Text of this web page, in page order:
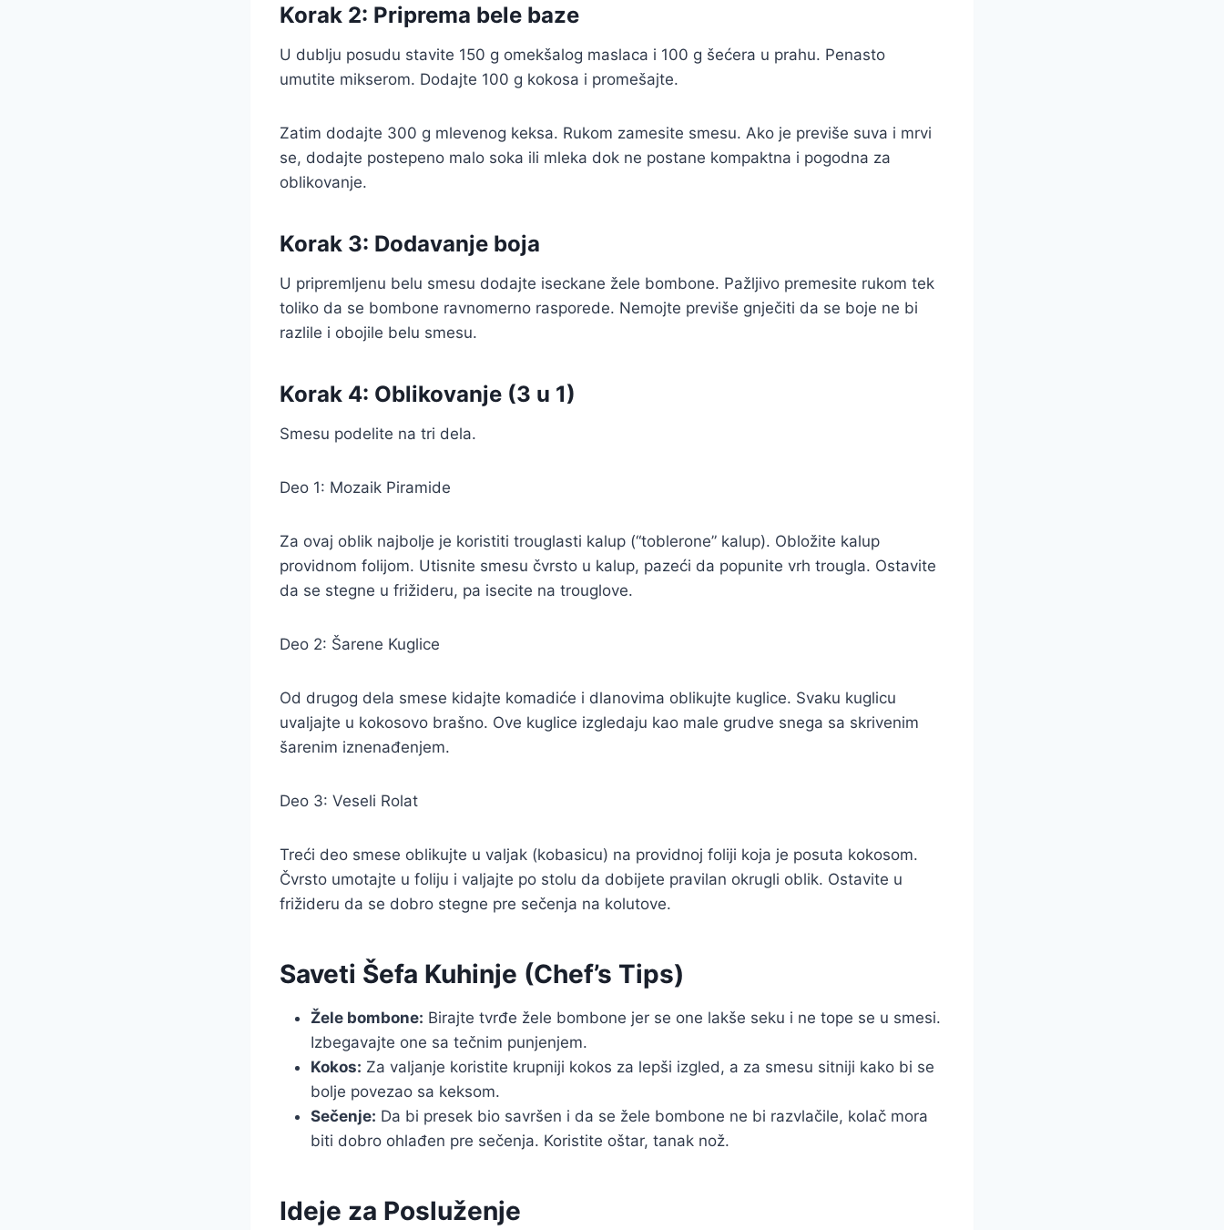
Korak 2: Priprema bele baze
U dublju posudu stavite 150 g omekšalog maslaca i 100 g šećera u prahu. Penasto
umutite mikserom. Dodajte 100 g kokosa i promešajte.
Zatim dodajte 300 g mlevenog keksa. Rukom zamesite smesu. Ako je previše suva i mrvi
se, dodajte postepeno malo soka ili mleka dok ne postane kompaktna i pogodna za
oblikovanje.
Korak 3: Dodavanje boja
U pripremljenu belu smesu dodajte iseckane žele bombone. Pažljivo premesite rukom tek
toliko da se bombone ravnomerno rasporede. Nemojte previše gnječiti da se boje ne bi
razlile i obojile belu smesu.
Korak 4: Oblikovanje (3 u 1)
Smesu podelite na tri dela.
Deo 1: Mozaik Piramide
Za ovaj oblik najbolje je koristiti trouglasti kalup (“toblerone” kalup). Obložite kalup
providnom folijom. Utisnite smesu čvrsto u kalup, pazeći da popunite vrh trougla. Ostavite
da se stegne u frižideru, pa isecite na trouglove.
Deo 2: Šarene Kuglice
Od drugog dela smese kidajte komadiće i dlanovima oblikujte kuglice. Svaku kuglicu
uvaljajte u kokosovo brašno. Ove kuglice izgledaju kao male grudve snega sa skrivenim
šarenim iznenađenjem.
Deo 3: Veseli Rolat
Treći deo smese oblikujte u valjak (kobasicu) na providnoj foliji koja je posuta kokosom.
Čvrsto umotajte u foliju i valjajte po stolu da dobijete pravilan okrugli oblik. Ostavite u
frižideru da se dobro stegne pre sečenja na kolutove.
Saveti Šefa Kuhinje (Chef’s Tips)
Žele bombone: Birajte tvrđe žele bombone jer se one lakše seku i ne tope se u smesi.
Izbegavajte one sa tečnim punjenjem.
Kokos: Za valjanje koristite krupniji kokos za lepši izgled, a za smesu sitniji kako bi se
bolje povezao sa keksom.
Sečenje: Da bi presek bio savršen i da se žele bombone ne bi razvlačile, kolač mora
biti dobro ohlađen pre sečenja. Koristite oštar, tanak nož.
Ideje za Posluženje